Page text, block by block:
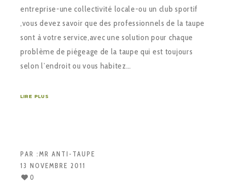
entreprise-une collectivité locale-ou un club sportif
,vous devez savoir que des professionnels de la taupe
sont à votre service,avec une solution pour chaque
problème de piégeage de la taupe qui est toujours
selon l’endroit ou vous habitez…
LIRE PLUS
PAR :MR ANTI-TAUPE
13 NOVEMBRE 2011
0